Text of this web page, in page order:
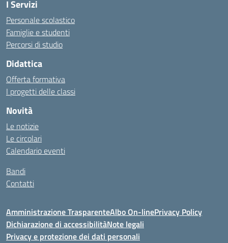
I Servizi
Personale scolastico
Famiglie e studenti
Percorsi di studio
Didattica
Offerta formativa
I progetti delle classi
Novità
Le notizie
Le circolari
Calendario eventi
Bandi
Contatti
Amministrazione TrasparenteAlbo On-linePrivacy Policy
Dichiarazione di accessibilitàNote legali
Privacy e protezione dei dati personali